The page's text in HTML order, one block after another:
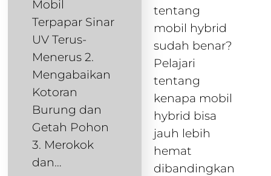
Mobil
Terpapar Sinar
UV Terus-
Menerus 2.
Mengabaikan
Kotoran
Burung dan
Getah Pohon
3. Merokok
dan…
tentang
mobil hybrid
sudah benar?
Pelajari
tentang
kenapa mobil
hybrid bisa
jauh lebih
hemat
dibandingkan